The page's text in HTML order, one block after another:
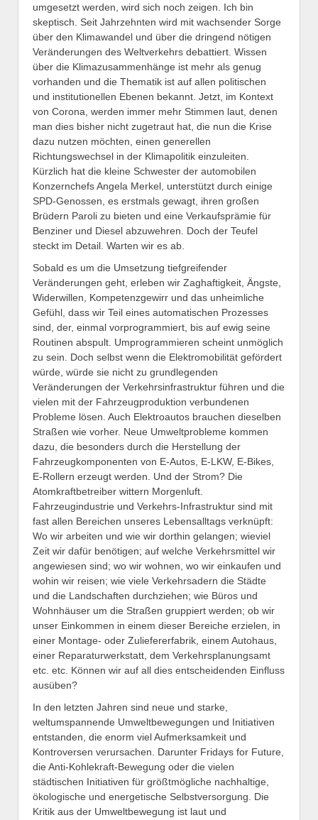
umgesetzt werden, wird sich noch zeigen. Ich bin
skeptisch. Seit Jahrzehnten wird mit wachsender Sorge
über den Klimawandel und über die dringend nötigen
Veränderungen des Weltverkehrs debattiert. Wissen
über die Klimazusammenhänge ist mehr als genug
vorhanden und die Thematik ist auf allen politischen
und institutionellen Ebenen bekannt. Jetzt, im Kontext
von Corona, werden immer mehr Stimmen laut, denen
man dies bisher nicht zugetraut hat, die nun die Krise
dazu nutzen möchten, einen generellen
Richtungswechsel in der Klimapolitik einzuleiten.
Kürzlich hat die kleine Schwester der automobilen
Konzernchefs Angela Merkel, unterstützt durch einige
SPD-Genossen, es erstmals gewagt, ihren großen
Brüdern Paroli zu bieten und eine Verkaufsprämie für
Benziner und Diesel abzuwehren. Doch der Teufel
steckt im Detail. Warten wir es ab.
Sobald es um die Umsetzung tiefgreifender
Veränderungen geht, erleben wir Zaghaftigkeit, Ängste,
Widerwillen, Kompetenzgewirr und das unheimliche
Gefühl, dass wir Teil eines automatischen Prozesses
sind, der, einmal vorprogrammiert, bis auf ewig seine
Routinen abspult. Umprogrammieren scheint unmöglich
zu sein. Doch selbst wenn die Elektromobilität gefördert
würde, würde sie nicht zu grundlegenden
Veränderungen der Verkehrsinfrastruktur führen und die
vielen mit der Fahrzeugproduktion verbundenen
Probleme lösen. Auch Elektroautos brauchen dieselben
Straßen wie vorher. Neue Umweltprobleme kommen
dazu, die besonders durch die Herstellung der
Fahrzeugkomponenten von E-Autos, E-LKW, E-Bikes,
E-Rollern erzeugt werden. Und der Strom? Die
Atomkraftbetreiber wittern Morgenluft.
Fahrzeugindustrie und Verkehrs-Infrastruktur sind mit
fast allen Bereichen unseres Lebensalltags verknüpft:
Wo wir arbeiten und wie wir dorthin gelangen; wieviel
Zeit wir dafür benötigen; auf welche Verkehrsmittel wir
angewiesen sind; wo wir wohnen, wo wir einkaufen und
wohin wir reisen; wie viele Verkehrsadern die Städte
und die Landschaften durchziehen; wie Büros und
Wohnhäuser um die Straßen gruppiert werden; ob wir
unser Einkommen in einem dieser Bereiche erzielen, in
einer Montage- oder Zuliefererfabrik, einem Autohaus,
einer Reparaturwerkstatt, dem Verkehrsplanungsamt
etc. etc. Können wir auf all dies entscheidenden Einfluss
ausüben?
In den letzten Jahren sind neue und starke,
weltumspannende Umweltbewegungen und Initiativen
entstanden, die enorm viel Aufmerksamkeit und
Kontroversen verursachen. Darunter Fridays for Future,
die Anti-Kohlekraft-Bewegung oder die vielen
städtischen Initiativen für größtmögliche nachhaltige,
ökologische und energetische Selbstversorgung. Die
Kritik aus der Umweltbewegung ist laut und